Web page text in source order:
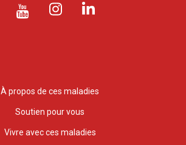
À propos de ces maladies
Soutien pour vous
Vivre avec ces maladies